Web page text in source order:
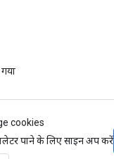
cookies
पाने के लिए साइन अप करें